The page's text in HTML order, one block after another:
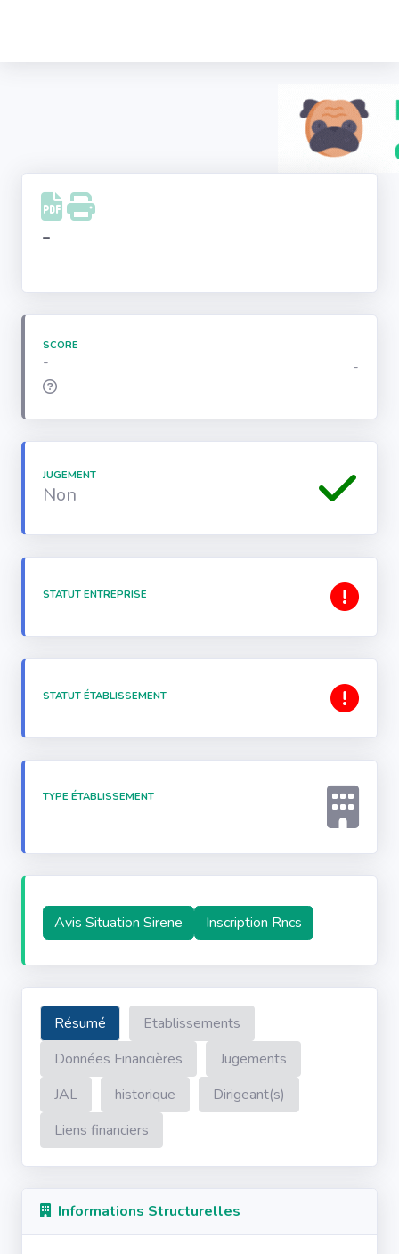
Facebook
Instagram
-
SCORE
- -
JUGEMENT
Non
STATUT ENTREPRISE
STATUT ÉTABLISSEMENT
TYPE ÉTABLISSEMENT
Avis Situation Sirene Inscription Rncs
Résumé
Etablissements
Données Financières
Jugements
JAL
historique
Dirigeant(s)
Liens financiers
Informations Structurelles